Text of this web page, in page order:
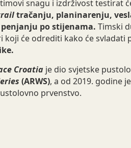
snagu i izdrživost testirat
tračanju, planinarenju,
po stijenama. Timski
koji će odrediti kako će svladati
Croatia je dio svjetske
(ARWS), a od 2019. godine
prvenstvo.